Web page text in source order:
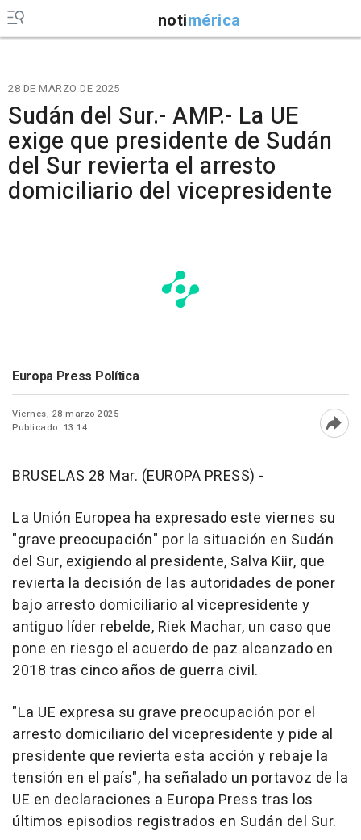
notimérica
28 DE MARZO DE 2025
Sudán del Sur.- AMP.- La UE
exige que presidente de Sudán
del Sur revierta el arresto
domiciliario del vicepresidente
Europa Press Política
Viernes, 28 marzo 2025
Publicado: 13:14
BRUSELAS 28 Mar. (EUROPA PRESS) -
La Unión Europea ha expresado este viernes su
"grave preocupación" por la situación en Sudán
del Sur, exigiendo al presidente, Salva Kiir, que
revierta la decisión de las autoridades de poner
bajo arresto domiciliario al vicepresidente y
antiguo líder rebelde, Riek Machar, un caso que
pone en riesgo el acuerdo de paz alcanzado en
2018 tras cinco años de guerra civil.
"La UE expresa su grave preocupación por el
arresto domiciliario del vicepresidente y pide al
presidente que revierta esta acción y rebaje la
tensión en el país", ha señalado un portavoz de la
UE en declaraciones a Europa Press tras los
últimos episodios registrados en Sudán del Sur.